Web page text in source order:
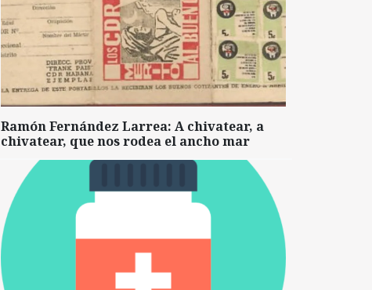
Ramón Fernández Larrea: A chivatear, a
chivatear, que nos rodea el ancho mar